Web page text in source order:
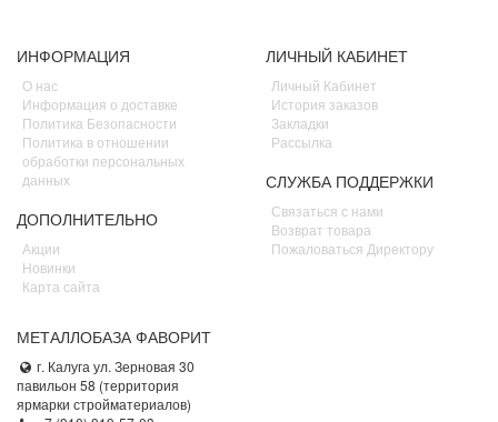
ИНФОРМАЦИЯ
О нас
Информация о доставке
Политика Безопасности
Политика в отношении
обработки персональных
данных
ДОПОЛНИТЕЛЬНО
Акции
Новинки
Карта сайта
ЛИЧНЫЙ КАБИНЕТ
Личный Кабинет
История заказов
Закладки
Рассылка
СЛУЖБА ПОДДЕРЖКИ
Связаться с нами
Возврат товара
Пожаловаться Директору
МЕТАЛЛОБАЗА ФАВОРИТ
г. Калуга ул. Зерновая 30
павильон 58 (территория
ярмарки стройматериалов)